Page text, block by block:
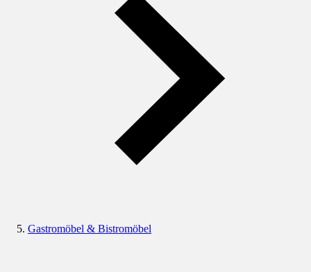
Gastromöbel & Bistromöbel